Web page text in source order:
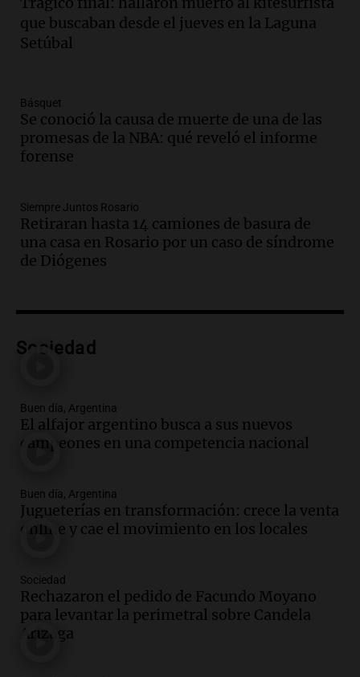
Audio.El Ensamble Municipal de Música
Ciudadana de Córdoba deleitó a los
Audio. Boletín de Calificaciones de
Marcelo Lamberti (Rosario Central 2 - 1
Aldosivi)
Audio.2° gol de Rosario Central a
Aldosivi (Campaz) - relato Gato Greco
Deportes Rosario
Audio.Nuevo desarrollo urbano y casa
en Villa María
Audio.La gran exposición de la rural de
la Bulaya abrirá sus puertas mañana con
diversas actividades y sorpresas
Audio.Villa María presenta nuevos
edificios y proyecta una casa del
estudiante con 48 municipios
Episodios
Audio.1° gol de Rosario Central a
Aldosivi (Zalazar en contra) - relato
Gato Greco
que buscaban desde el jueves en la Laguna
Setúbal
Básquet
Se conoció la causa de muerte de una de las
promesas de la NBA: qué reveló el informe
forense
Siempre Juntos Rosario
Retiraran hasta 14 camiones de basura de
una casa en Rosario por un caso de síndrome
de Diógenes
Sociedad
Buen día, Argentina
El alfajor argentino busca a sus nuevos
campeones en una competencia nacional
Buen día, Argentina
Jugueterías en transformación: crece la venta
online y cae el movimiento en los locales
Sociedad
Rechazaron el pedido de Facundo Moyano
para levantar la perimetral sobre Candela
Arizaga